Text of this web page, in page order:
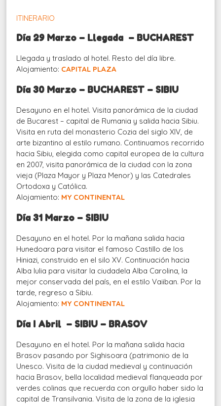
ITINERARIO
Día 29 Marzo – Llegada – BUCHAREST
Llegada y traslado al hotel. Resto del día libre.
Alojamiento: CAPITAL PLAZA
Día 30 Marzo – BUCHAREST – SIBIU
Desayuno en el hotel. Visita panorámica de la ciudad
de Bucarest – capital de Rumania y salida hacia Sibiu.
Visita en ruta del monasterio Cozia del siglo XIV, de
arte bizantino al estilo rumano. Continuamos recorrido
hacia Sibiu, elegida como capital europea de la cultura
en 2007, visita panorámica de la ciudad con la zona
vieja (Plaza Mayor y Plaza Menor) y las Catedrales
Ortodoxa y Católica.
Alojamiento: MY CONTINENTAL
Día 31 Marzo – SIBIU
Desayuno en el hotel. Por la mañana salida hacia
Hunedoara para visitar el famoso Castillo de los
Hiniazi, construido en el silo XV. Continuación hacia
Alba Iulia para visitar la ciudadela Alba Carolina, la
mejor conservada del país, en el estilo Vaiiban. Por la
tarde, regreso a Sibiu.
Alojamiento: MY CONTINENTAL
Día I Abril – SIBIU – BRASOV
Desayuno en el hotel. Por la mañana salida hacia
Brasov pasando por Sighisoara (patrimonio de la
Unesco. Visita de la ciudad medieval y continuación
hacia Brasov, bella localidad medieval flanqueada por
verdes colinas que recuerda con orgullo haber sido la
capital de Transilvania. Visita de la zona de la iglesia